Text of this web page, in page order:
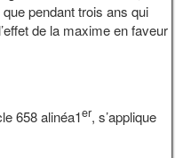
pendant trois ans qui
de la maxime en faveur
658 alinéa1er, s’applique